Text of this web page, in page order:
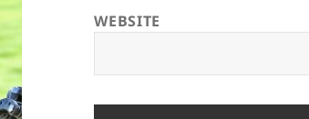
WEBSITE